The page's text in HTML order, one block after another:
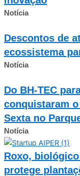
Notícia
Descontos de
ecossistema
Notícia
Do BH-TEC
conquistaram
Sexta no
Notícia
Roxo,
protege